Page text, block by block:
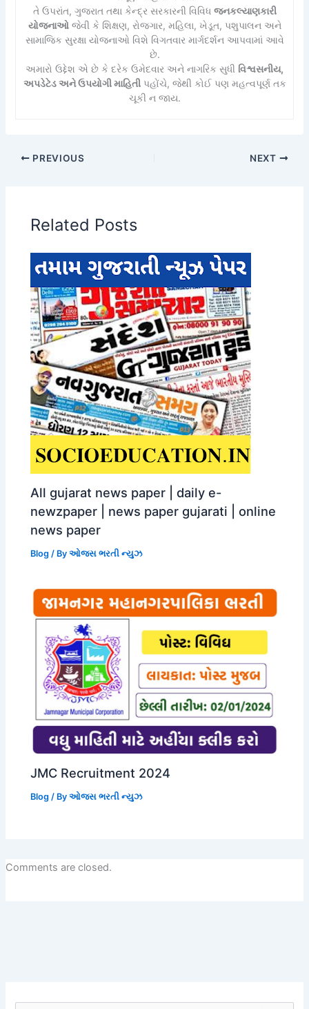
તે ઉપરાંત, ગુજરાત તથા કેન્દ્ર સરકારની વિવિધ જનકલ્યાણકારી
યોજનાઓજેવી કે શિક્ષણ, રોજગાર, મહિલા, ખેડૂત, પશુપાલન અને
સામાજિક સુરક્ષા યોજનાઓ વિશે વિગતવાર માર્ગદર્શન આપવામાં આવે
છે.
અમારો ઉદ્દેશ એ છે કે દરેક ઉમેદવાર અને નાગરિક સુધી વિશ્વસનીય,
અપડેટેડ અને ઉપયોગી માહિતીપહોંચે, જેથી કોઈ પણ મહત્વપૂર્ણ તક
ચૂકી ન જાય.
PREVIOUS NEXT
Related Posts
All gujarat news paper | daily e-
newzpaper | news paper gujarati | online
news paper
Blog / Byઓજસ ભરતી ન્યુઝ
JMC Recruitment 2024
Blog / Byઓજસ ભરતી ન્યુઝ
Comments are closed.